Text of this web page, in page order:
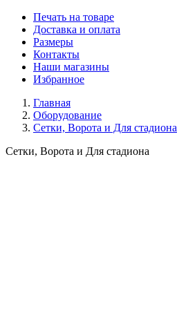
Печать на товаре
Доставка и оплата
Размеры
Контакты
Наши магазины
Избранное
Главная
Оборудование
Сетки, Ворота и Для стадиона
Сетки, Ворота и Для стадиона